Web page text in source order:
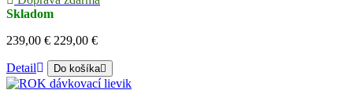
Skladom
239,00 € 229,00 €
Detail Do košíka